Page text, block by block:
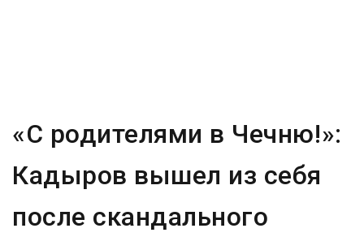
«С родителями в Чечню!»:
Кадыров вышел из себя
после скандального